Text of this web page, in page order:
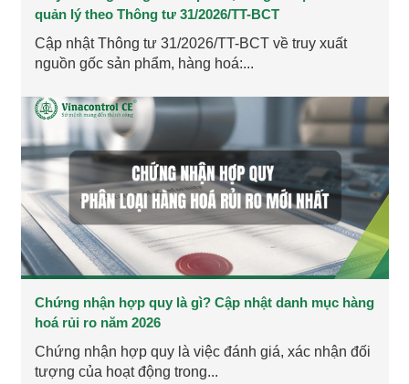
quản lý theo Thông tư 31/2026/TT-BCT
Cập nhật Thông tư 31/2026/TT-BCT về truy xuất
nguồn gốc sản phẩm, hàng hoá:...
Chứng nhận hợp quy là gì? Cập nhật danh mục hàng
hoá rủi ro năm 2026
Chứng nhận hợp quy là việc đánh giá, xác nhận đối
tượng của hoạt động trong...